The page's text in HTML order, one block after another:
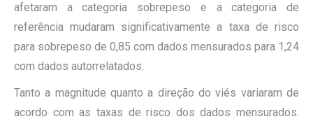
afetaram a categoria sobrepeso e a categoria de
referência mudaram significativamente a taxa de risco
para sobrepeso de 0,85 com dados mensurados para 1,24
com dados autorrelatados.
Tanto a magnitude quanto a direção do viés variaram de
acordo com as taxas de risco dos dados mensurados.